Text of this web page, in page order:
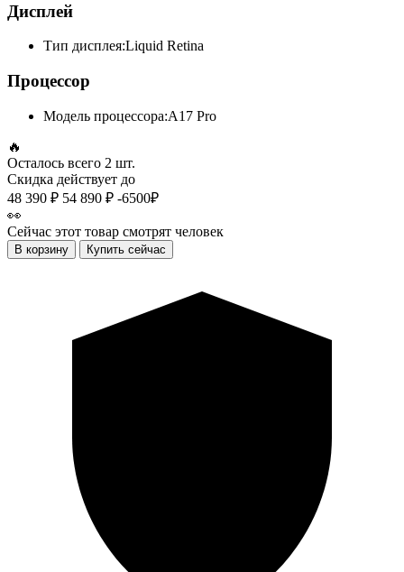
Дисплей
Тип дисплея:Liquid Retina
Процессор
Модель процессора:A17 Pro
🔥
Осталось всего 2 шт.
Скидка действует до
48 390 ₽ 54 890 ₽ -6500₽
👀
Сейчас этот товар смотрят человек
В корзину Купить сейчас